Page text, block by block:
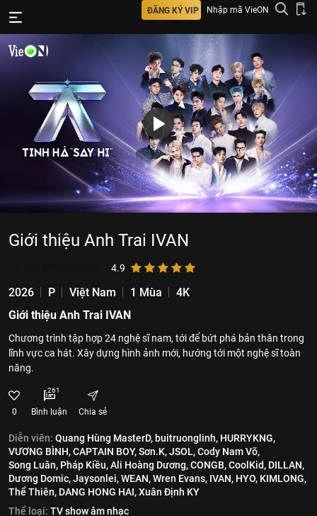
ĐĂNG KÝ VIP Nhập mã VieON
Giới thiệu Anh Trai IVAN
4.9
2026 P Việt Nam 1 Mùa
4K
Giới thiệu Anh Trai IVAN
Chương trình tập hợp 24 nghệ sĩ nam, tới để bứt phá bản thân trong
lĩnh vực ca hát. Xây dựng hình ảnh mới, hướng tới một nghệ sĩ toàn
năng.
0
261
Bình luận Chia sẻ
Diễn viên: Quang Hùng MasterD, buitruonglinh, HURRYKNG,
VƯƠNG BÌNH,CAPTAIN BOY,Sơn.K,JSOL,Cody Nam Võ,
Song Luân, Pháp Kiều,Ali Hoàng Dương,CONGB,CoolKid, DILLAN,
Dương Domic,Jaysonlei,WEAN,Wren Evans, IVAN, HYO, KIMLONG,
Thể Thiên, DANG HONG HAI,Xuân Định KY
Thể loại: TV show âm nhạc